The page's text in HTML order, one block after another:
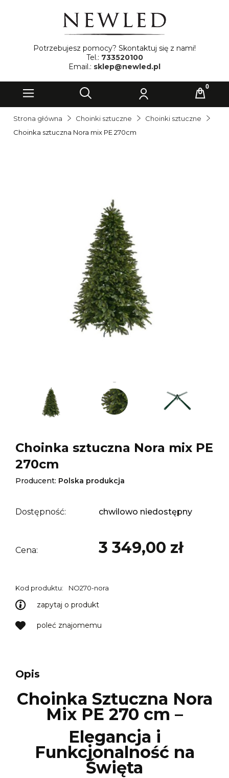
Potrzebujesz pomocy? Skontaktuj się z nami!
Tel.: 733520100
Email.: sklep@newled.pl
Strona główna Choinki sztuczne
Choinki sztuczne
Choinka sztuczna Nora mix PE 270cm
Choinka sztuczna Nora mix PE
270cm
Producent: Polska produkcja
Dostępność: chwilowo niedostępny
Cena: 3 349,00 zł
Kod produktu: NO270-nora
zapytaj o produkt
poleć znajomemu
Opis
Choinka Sztuczna Nora
Mix PE 270 cm –
Elegancja i
Funkcjonalność na
Święta